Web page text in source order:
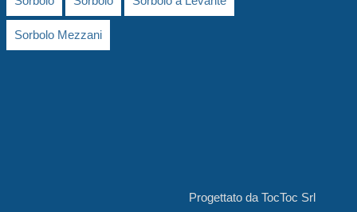
Sorbolo Mezzani
Progettato da TocToc Srl